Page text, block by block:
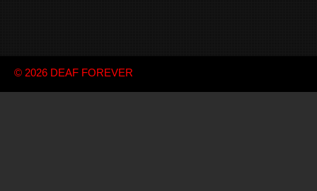
© 2026 DEAF FOREVER